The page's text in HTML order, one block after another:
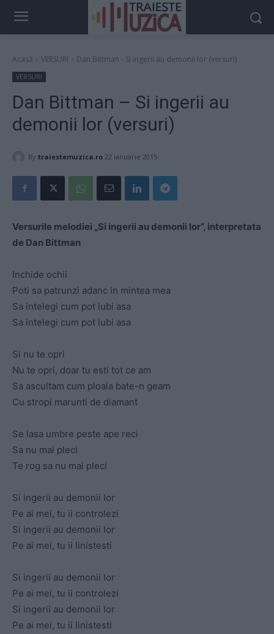
Acasă VERSURI Dan Bittman - Si ingerii au demonii lor (versuri)
VERSURI
Dan Bittman – Si ingerii au
demonii lor (versuri)
By traiestemuzica.ro 22 ianuarie 2015
Versurile melodiei „Si ingerii au demonii lor“, interpretata
de Dan Bittman
Inchide ochii
Poti sa patrunzi adanc in mintea mea
Sa intelegi cum pot iubi asa
Sa intelegi cum pot iubi asa
Si nu te opri
Nu te opri, doar tu esti tot ce am
Sa ascultam cum ploaia bate-n geam
Cu stropi marunti de diamant
Se lasa umbre peste ape reci
Sa nu mai pleci
Te rog sa nu mai pleci
Si ingerii au demonii lor
Pe ai mei, tu ii controlezi
Si ingerii au demonii lor
Pe ai mei, tu ii linistesti
Si ingerii au demonii lor
Pe ai mei, tu ii controlezi
Si ingerii au demonii lor
Pe ai mei, tu ii linistesti